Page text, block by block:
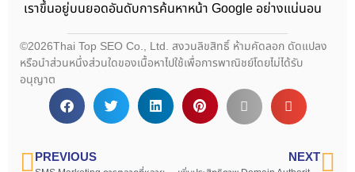
เราขึ้นอยู่บนยอดอันดับการค้นหาหน้า Google อย่างแน่นอน
©2026Thai Top SEO Co., Ltd. สงวนลิขสิทธิ์ ห้ามคัดลอก ดัดแปลง
หรือนำส่วนหนึ่งส่วนใดของเนื้อหาไปใช้เพื่อการพาณิชย์โดยไม่ได้รับ
อนุญาต
PREVIOUS NEXT